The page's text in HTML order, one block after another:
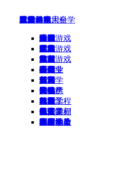
城市信息大全
全国
广东
北京
上海
云南
安徽
四川
江苏
国外地名
电子游戏
单机游戏
网络游戏
网页游戏
自然科学
生物
化学
数学
物理
其它
天文学
气象学
海洋学
地理地质
人文科学
语言
文学
宗教
历史
哲学
神学
考古
其它
伦理学
社会科学
法律
军事
其它
心理学
政治学
房地产
社会学
伦理学
档案学
工程与应用科学
建筑
化工
其它
造纸
包装
计算机
机械工程
电子工程
钢铁冶金
农林渔畜
农业
林业
渔业
畜牧业
医学
中医
疾病
中药
医疗
其它
外科
兽医
针灸
西药学
艺术
绘画
曲艺
音乐
摄影
舞蹈
陶瓷
雕塑
书法篆刻
刺绣织染
运动休闲
球类
武术
其它
垂钓
奥运
气功
轮滑
棋牌类
太极拳
生活
理财
饮食
旅游
习俗
日常
服饰
礼品
美发
办公文教
娱乐
动漫
明星
汽车
收藏
烟草
宠物
其它
魔术
模型